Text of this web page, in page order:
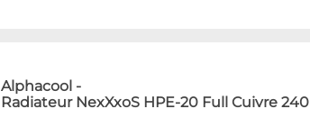
Alphacool -
Radiateur NexXxoS HPE-20 Full Cuivre 240